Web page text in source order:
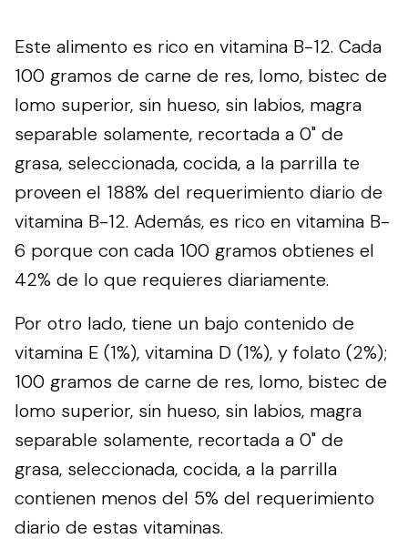
Este alimento es rico en vitamina B-12. Cada
100 gramos de carne de res, lomo, bistec de
lomo superior, sin hueso, sin labios, magra
separable solamente, recortada a 0" de
grasa, seleccionada, cocida, a la parrilla te
proveen el 188% del requerimiento diario de
vitamina B-12. Además, es rico en vitamina B-
6 porque con cada 100 gramos obtienes el
42% de lo que requieres diariamente.
Por otro lado, tiene un bajo contenido de
vitamina E (1%), vitamina D (1%), y folato (2%);
100 gramos de carne de res, lomo, bistec de
lomo superior, sin hueso, sin labios, magra
separable solamente, recortada a 0" de
grasa, seleccionada, cocida, a la parrilla
contienen menos del 5% del requerimiento
diario de estas vitaminas.